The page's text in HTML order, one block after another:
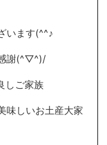
います(^^♪
謝(^▽^)/
ご家族
味しいお土産大家